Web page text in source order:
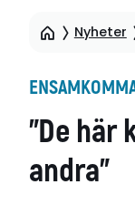
Nyheter
”De här
andra”